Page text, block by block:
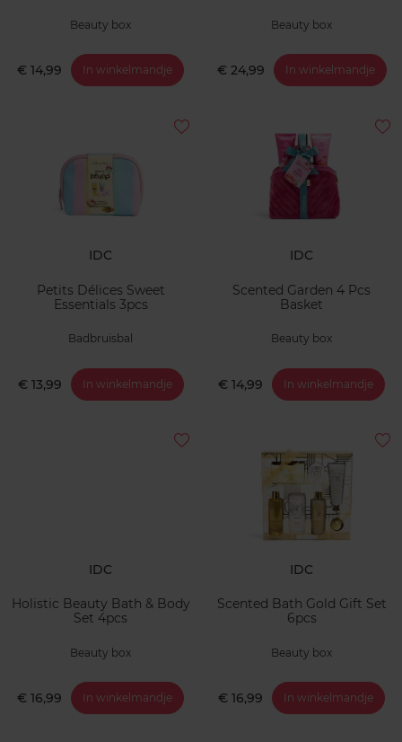
Beauty box
€ 14,99 In winkelmandje
Beauty box
€ 24,99 In winkelmandje
IDC
Petits Délices Sweet
Essentials 3pcs
Badbruisbal
€ 13,99 In winkelmandje
IDC
Scented Garden 4 Pcs
Basket
Beauty box
€ 14,99 In winkelmandje
IDC
Holistic Beauty Bath & Body
Set 4pcs
Beauty box
€ 16,99 In winkelmandje
IDC
Scented Bath Gold Gift Set
6pcs
Beauty box
€ 16,99 In winkelmandje